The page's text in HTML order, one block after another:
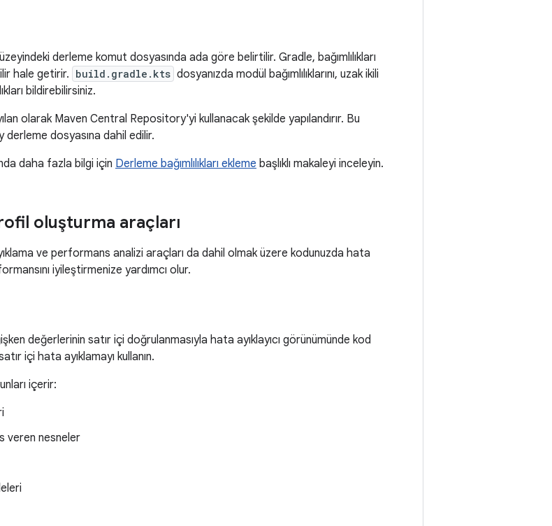
derleme komut dosyasında ada göre belirtilir. Gradle, bağımlılıkları
hale getirir. build.gradle.kts dosyanızda modül bağımlılıklarını, uzak ikili
bildirebilirsiniz.
olarak Maven Central Repository'yi kullanacak şekilde yapılandırır. Bu
derleme dosyasına dahil edilir.
daha fazla bilgi için Derleme bağımlılıkları ekleme başlıklı makaleyi inceleyin.
oluşturma araçları
ve performans analizi araçları da dahil olmak üzere kodunuzda hata
iyileştirmenize yardımcı olur.
değerlerinin satır içi doğrulanmasıyla hata ayıklayıcı görünümünde kod
içi hata ayıklamayı kullanın.
içerir:
veren nesneler